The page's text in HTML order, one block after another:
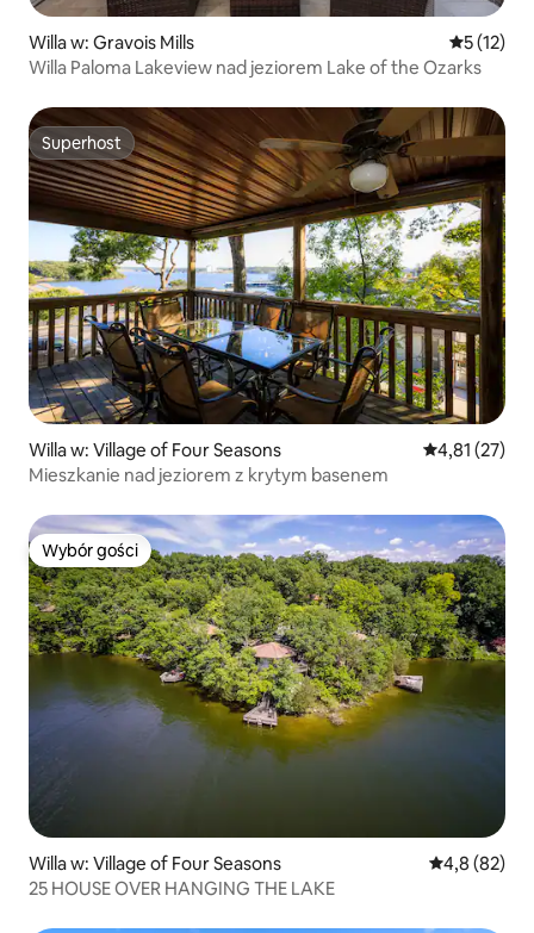
Willa w: Gravois Mills Średnia
5 (12)
Willa Paloma Lakeview nad jeziorem Lake of the Ozarks
Superhost
Superhost
Willa w: Village of Four Seasons Średnia
4,81 (27)
Mieszkanie nad jeziorem z krytym basenem
Wybór gości
Wybór gości
Willa w: Village of Four Seasons Średnia
4,8 (82)
25 HOUSE OVER HANGING THE LAKE